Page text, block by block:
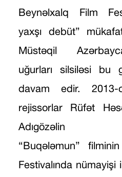
Beynəlxalq Film
yaxşı debüt”
Müstəqil
uğurları silsiləsi bu
davam edir.
rejissorlar Rüfət
Adıgözəlin
“Buqələmun”
Festivalında nümayişi